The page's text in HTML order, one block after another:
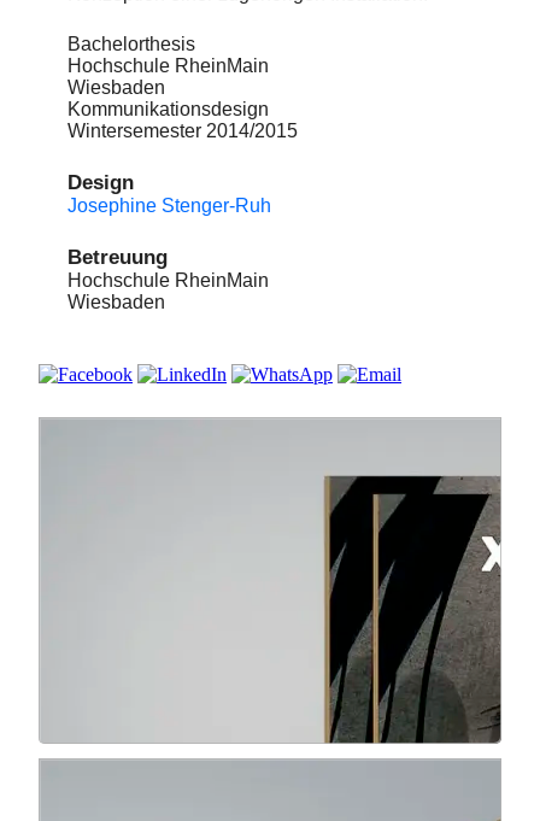
Bachelorthesis
Hochschule RheinMain
Wiesbaden
Kommunikationsdesign
Wintersemester 2014/2015
Design
Josephine Stenger-Ruh
Betreuung
Hochschule RheinMain
Wiesbaden